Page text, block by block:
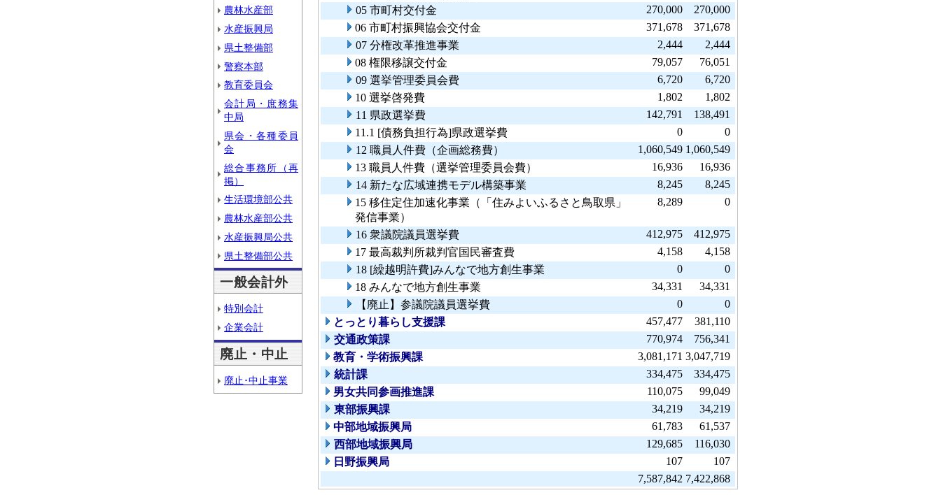
農林水産部
水産振興局
県土整備部
警察本部
教育委員会
会計局・庶務集
中局
県会・各種委員
会
総合事務所（再
掲）
生活環境部公共
農林水産部公共
水産振興局公共
県土整備部公共
一般会計外
特別会計
企業会計
廃止・中止
廃止･中止事業
05 市町村交付金
270,000
270,000
06 市町村振興協会交付金
371,678
371,678
07 分権改革推進事業
2,444
2,444
08 権限移譲交付金
79,057
76,051
09 選挙管理委員会費
6,720
6,720
10 選挙啓発費
1,802
1,802
11 県政選挙費
142,791
138,491
11.1 [債務負担行為]県政選挙費
0
0
12 職員人件費（企画総務費）
1,060,549 1,060,549
13 職員人件費（選挙管理委員会費）
16,936
16,936
14 新たな広域連携モデル構築事業
8,245
8,245
15 移住定住加速化事業（「住みよいふるさと鳥取県」
発信事業）
8,289 0
16 衆議院議員選挙費 412,975
412,975
17 最高裁判所裁判官国民審査費
4,158
4,158
18 [繰越明許費]みんなで地方創生事業
0
0
18 みんなで地方創生事業
34,331
34,331
【廃止】参議院議員選挙費
0
0
とっとり暮らし支援課
457,477
381,110
交通政策課
770,974
756,341
教育・学術振興課
3,081,171 3,047,719
統計課
334,475
334,475
男女共同参画推進課
110,075
99,049
東部振興課
34,219
34,219
中部地域振興局
61,783
61,537
西部地域振興局
129,685
116,030
日野振興局
107
107
7,587,842 7,422,868